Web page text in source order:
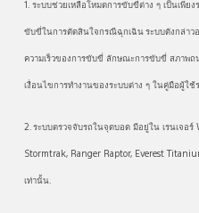
1. ระบบช่วยเหลือโหมดการขับขี่ต่าง ๆ เป็นเพีย
ขับขี่ในการตัดสินใจกรณีฉุกเฉิน ระบบดังกล่า
ความเร็วของการขับขี่ ลักษณะการขับขี่ สภาพถ
เงื่อนไขการทำงานของระบบต่าง ๆ ในคู่มือผู้ใช้
2. ระบบตรวจจับรถในจุดบอด มีอยู่ใน เรนเจ
Stormtrak, Ranger Raptor, Everest
เท่านั้น.